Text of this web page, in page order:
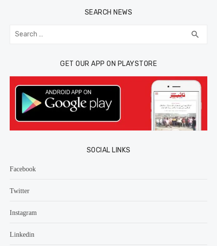
SEARCH NEWS
Search
for: search
GET OUR APP ON PLAYSTORE
SOCIAL LINKS
Facebook
Twitter
Instagram
Linkedin